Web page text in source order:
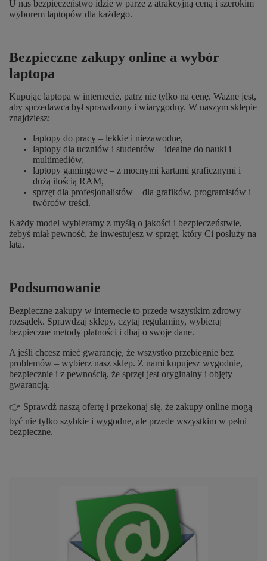
U nas bezpieczeństwo idzie w parze z atrakcyjną ceną i szerokim
wyborem laptopów dla każdego.
Bezpieczne zakupy online a wybór
laptopa
Kupując laptopa w internecie, patrz nie tylko na cenę. Ważne jest,
aby sprzedawca był sprawdzony i wiarygodny. W naszym sklepie
znajdziesz:
laptopy do pracy – lekkie i niezawodne,
laptopy dla uczniów i studentów – idealne do nauki i
multimediów,
laptopy gamingowe – z mocnymi kartami graficznymi i
dużą ilością RAM,
sprzęt dla profesjonalistów – dla grafików, programistów i
twórców treści.
Każdy model wybieramy z myślą o jakości i bezpieczeństwie,
żebyś miał pewność, że inwestujesz w sprzęt, który Ci posłuży na
lata.
Podsumowanie
Bezpieczne zakupy w internecie to przede wszystkim zdrowy
rozsądek. Sprawdzaj sklepy, czytaj regulaminy, wybieraj
bezpieczne metody płatności i dbaj o swoje dane.
A jeśli chcesz mieć gwarancję, że wszystko przebiegnie bez
problemów – wybierz nasz sklep. Z nami kupujesz wygodnie,
bezpiecznie i z pewnością, że sprzęt jest oryginalny i objęty
gwarancją.
👉 Sprawdź naszą ofertę i przekonaj się, że zakupy online mogą
być nie tylko szybkie i wygodne, ale przede wszystkim w pełni
bezpieczne.